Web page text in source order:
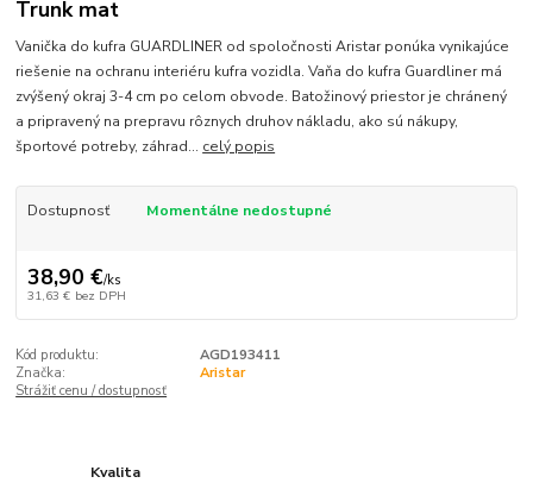
Trunk mat
Vanička do kufra GUARDLINER od spoločnosti Aristar ponúka vynikajúce
riešenie na ochranu interiéru kufra vozidla. Vaňa do kufra Guardliner má
zvýšený okraj 3-4 cm po celom obvode. Batožinový priestor je chránený
a pripravený na prepravu rôznych druhov nákladu, ako sú nákupy,
športové potreby, záhrad... celý popis
Dostupnosť Momentálne nedostupné
38,90 €/ks
31,63 € bez DPH
Kód produktu:
AGD193411
Značka:
Aristar
Strážiť cenu / dostupnosť
Kvalita